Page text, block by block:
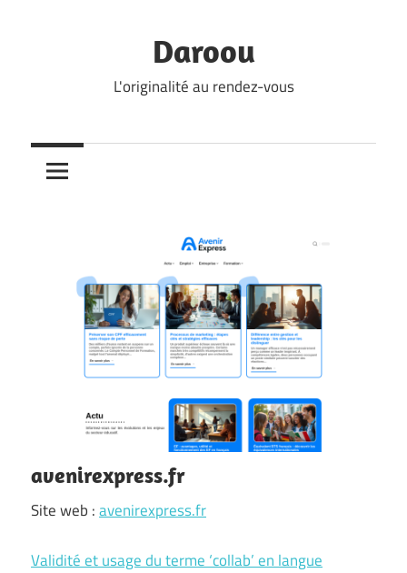
Daroou
L'originalité au rendez-vous
avenirexpress.fr
Site web :avenirexpress.fr
Validité et usage du terme ‘collab’ en langue